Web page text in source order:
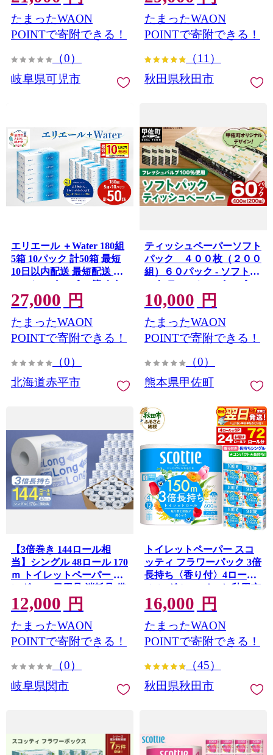
ーラル 日用品 トイレ 香り
付き 新生活 備蓄 防災 消耗
品 生活雑貨 生活用品 コン
パクト パルプ100％ 岐阜県
可児市 0095-006
たまったWAON
POINTで寄附できる！
（0）
岐阜県可児市
ティ(SCOTTIE) スコッテ
ィティシュー] 秋田県秋田
市
たまったWAON
POINTで寄附できる！
（11）
秋田県秋田市
エリエール ＋Water 180組
5箱 10パック 計50箱 最短
10日以内配送 最短配送 テ
ィッシュペーパー 箱 やわ
らか 保湿成分配合 まとめ
買い 紙 防災 常備品 備蓄品
消耗品 備蓄 日用品 生活必
需品 北海道 赤平市
27,000 円
たまったWAON
POINTで寄附できる！
（0）
北海道赤平市
ティッシュペーパーソフト
パック ４００枚（２００
組）６０パック - ソフトパ
ック ティッシュ ペーパー
箱無し 60箱 生活用品 雑貨
日用品 必需品 紙 常備品 ま
とめ買い 備蓄 防災 ストッ
ク 熊本県 甲佐町【ZC】
10,000 円
たまったWAON
POINTで寄附できる！
（0）
熊本県甲佐町
【3倍巻き 144ロール相
当】シングル 48ロール 170
ｍ トイレットペーパー ロ
ング170S 日用品 消耗品 備
蓄 古紙 再生紙100％ 環境
にやさしい 美濃桜製紙 防
災 エコ 生活用品 3倍巻 交
換 頻度 長持ち 個包装 芯あ
なし
12,000 円
たまったWAON
POINTで寄附できる！
（0）
岐阜県関市
トイレットペーパー スコ
ッティ フラワーパック 3倍
長持ち〈香り付〉4ロール
(シングル)×6パック 秋田市
オリジナル 最短翌日発送
[スコッティ フラワーパッ
ク トイレットペーパー 日
本製紙クレシア 新生活] 秋
16,000 円
たまったWAON
POINTで寄附できる！
（45）
秋田県秋田市